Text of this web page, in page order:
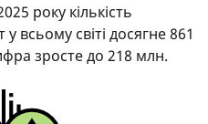
року кількість
всьому світі досягне 861
зросте до 218 млн.